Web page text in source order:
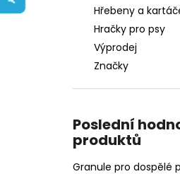
Hřebeny a
Hračky pro psy
Výprodej
Značky
Poslední
produktů